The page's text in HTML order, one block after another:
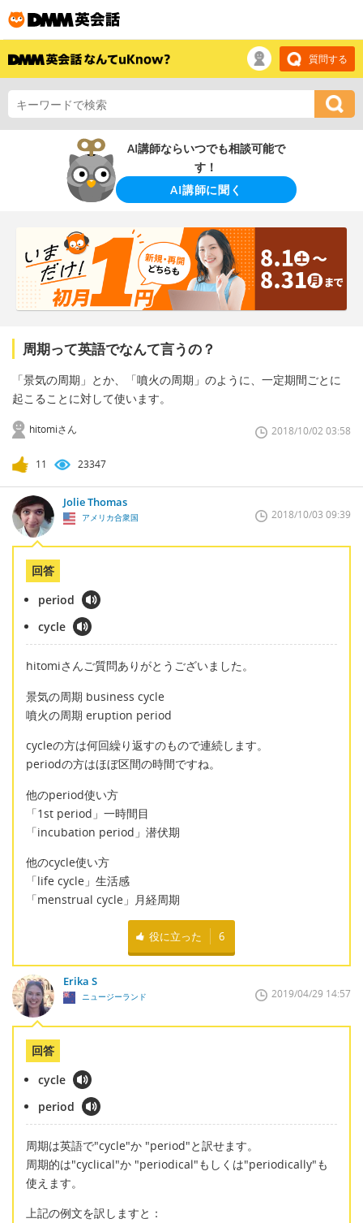
質問する
AI講師ならいつでも相談可能で
す！
AI講師に聞く
周期って英語でなんて言うの？
「景気の周期」とか、「噴火の周期」のように、一定期間ごとに
起こることに対して使います。
hitomiさん 2018/10/02 03:58
11 23347
Jolie Thomas
アメリカ合衆国 2018/10/03 09:39
回答
period
cycle
hitomiさんご質問ありがとうございました。
景気の周期 business cycle
噴火の周期 eruption period
cycleの方は何回繰り返すのもので連続します。
periodの方はほぼ区間の時間ですね。
他のperiod使い方
「1st period」一時間目
「incubation period」潜伏期
他のcycle使い方
「life cycle」生活感
「menstrual cycle」月経周期
役に立った 6
Erika S
ニュージーランド 2019/04/29 14:57
回答
cycle
period
周期は英語で"cycle"か "period"と訳せます。
周期的は"cyclical"か "periodical"もしくは"periodically"も
使えます。
上記の例文を訳しますと：